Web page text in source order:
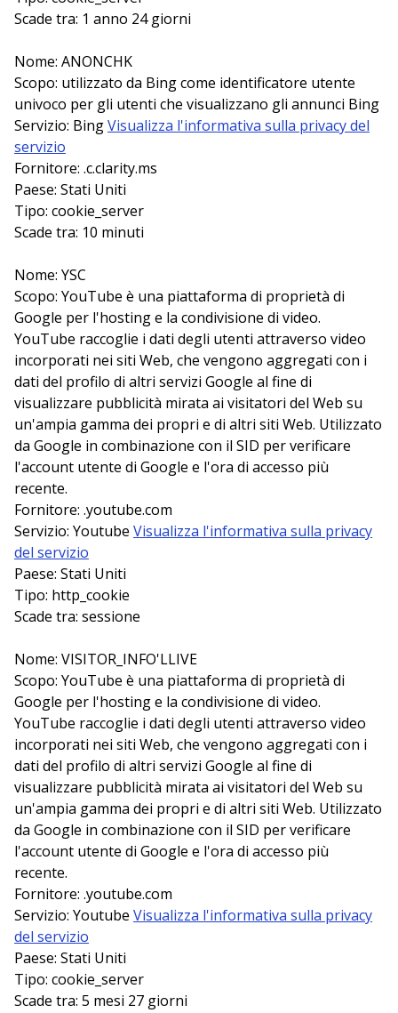
Scade tra: 1 anno 24 giorni
Nome: ANONCHK
Scopo: utilizzato da Bing come identificatore utente
univoco per gli utenti che visualizzano gli annunci Bing
Servizio: BingVisualizza l'informativa sulla privacy del
servizio
Fornitore: .c.clarity.ms
Paese: Stati Uniti
Tipo: cookie_server
Scade tra: 10 minuti
Nome: YSC
Scopo: YouTube è una piattaforma di proprietà di
Google per l'hosting e la condivisione di video.
YouTube raccoglie i dati degli utenti attraverso video
incorporati nei siti Web, che vengono aggregati con i
dati del profilo di altri servizi Google al fine di
visualizzare pubblicità mirata ai visitatori del Web su
un'ampia gamma dei propri e di altri siti Web. Utilizzato
da Google in combinazione con il SID per verificare
l'account utente di Google e l'ora di accesso più
recente.
Fornitore: .youtube.com
Servizio: Youtube Visualizza l'informativa sulla privacy
del servizio
Paese: Stati Uniti
Tipo: http_cookie
Scade tra: sessione
Nome: VISITOR_INFO'LLIVE
Scopo: YouTube è una piattaforma di proprietà di
Google per l'hosting e la condivisione di video.
YouTube raccoglie i dati degli utenti attraverso video
incorporati nei siti Web, che vengono aggregati con i
dati del profilo di altri servizi Google al fine di
visualizzare pubblicità mirata ai visitatori del Web su
un'ampia gamma dei propri e di altri siti Web. Utilizzato
da Google in combinazione con il SID per verificare
l'account utente di Google e l'ora di accesso più
recente.
Fornitore: .youtube.com
Servizio: Youtube Visualizza l'informativa sulla privacy
del servizio
Paese: Stati Uniti
Tipo: cookie_server
Scade tra: 5 mesi 27 giorni